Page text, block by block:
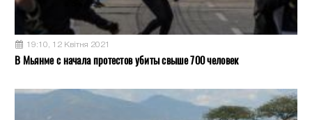
19:10, 12 Квітня 2021
В Мьянме с начала протестов убиты свыше 700 человек